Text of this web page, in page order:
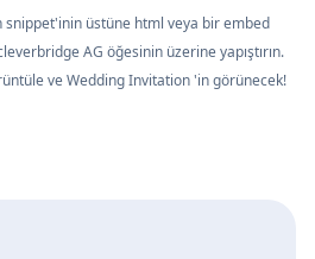
snippet'inin üstüne html veya bir embed
AG öğesinin üzerine yapıştırın.
ve Wedding Invitation 'in görünecek!